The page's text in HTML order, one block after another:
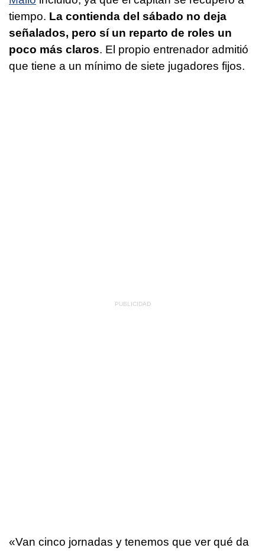
tiempo. La contienda del sábado no deja
señalados, pero sí un reparto de roles un
poco más claros. El propio entrenador admitió
que tiene a un mínimo de siete jugadores fijos.
«Van cinco jornadas y tenemos que ver qué da